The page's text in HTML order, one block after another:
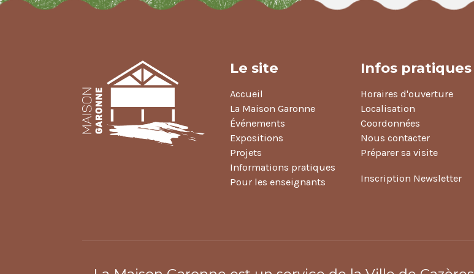
Le site
Accueil
La Maison Garonne
Événements
Expositions
Projets
Informations pratiques
Pour les enseignants
Infos pratiques
Horaires d'ouverture
Localisation
Coordonnées
Nous contacter
Préparer sa visite
Inscription Newsletter